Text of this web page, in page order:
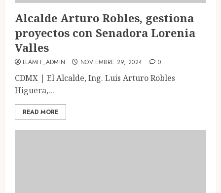
Alcalde Arturo Robles, gestiona
proyectos con Senadora Lorenia
Valles
LLAMIT_ADMIN NOVIEMBRE 29, 2024 0
CDMX | El Alcalde, Ing. Luis Arturo Robles
Higuera,...
READ MORE